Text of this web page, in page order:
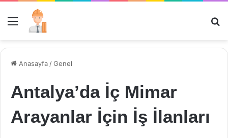
Menü
Anasayfa /Genel
Antalya’da İç Mimar
Arayanlar İçin İş İlanları